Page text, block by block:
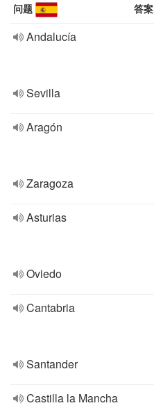
问题 答案
Andalucía
Sevilla
Aragón
Zaragoza
Asturias
Oviedo
Cantabria
Santander
Castilla la Mancha